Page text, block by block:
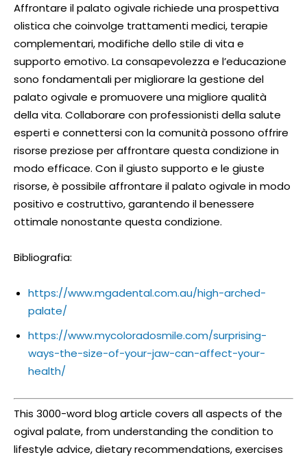
Affrontare il palato ogivale richiede una prospettiva
olistica che coinvolge trattamenti medici, terapie
complementari, modifiche dello stile di vita e
supporto emotivo. La consapevolezza e l’educazione
sono fondamentali per migliorare la gestione del
palato ogivale e promuovere una migliore qualità
della vita. Collaborare con professionisti della salute
esperti e connettersi con la comunità possono offrire
risorse preziose per affrontare questa condizione in
modo efficace. Con il giusto supporto e le giuste
risorse, è possibile affrontare il palato ogivale in modo
positivo e costruttivo, garantendo il benessere
ottimale nonostante questa condizione.
Bibliografia:
https://www.mgadental.com.au/high-arched-
palate/
https://www.mycoloradosmile.com/surprising-
ways-the-size-of-your-jaw-can-affect-your-
health/
This 3000-word blog article covers all aspects of the
ogival palate, from understanding the condition to
lifestyle advice, dietary recommendations, exercises